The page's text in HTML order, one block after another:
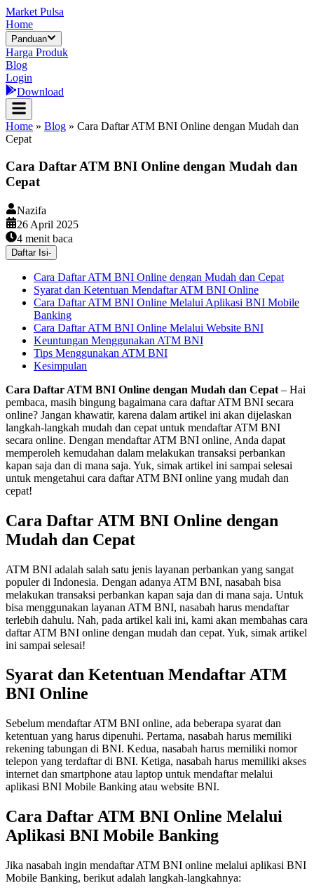
Market Pulsa
Home
Panduan
Harga Produk
Blog
Login
Download
Home » Blog » Cara Daftar ATM BNI Online dengan Mudah dan
Cepat
Cara Daftar ATM BNI Online dengan Mudah dan
Cepat
Nazifa
26 April 2025
4 menit baca
Daftar Isi-
Cara Daftar ATM BNI Online dengan Mudah dan Cepat
Syarat dan Ketentuan Mendaftar ATM BNI Online
Cara Daftar ATM BNI Online Melalui Aplikasi BNI Mobile
Banking
Cara Daftar ATM BNI Online Melalui Website BNI
Keuntungan Menggunakan ATM BNI
Tips Menggunakan ATM BNI
Kesimpulan
Cara Daftar ATM BNI Online dengan Mudah dan Cepat – Hai
pembaca, masih bingung bagaimana cara daftar ATM BNI secara
online? Jangan khawatir, karena dalam artikel ini akan dijelaskan
langkah-langkah mudah dan cepat untuk mendaftar ATM BNI
secara online. Dengan mendaftar ATM BNI online, Anda dapat
memperoleh kemudahan dalam melakukan transaksi perbankan
kapan saja dan di mana saja. Yuk, simak artikel ini sampai selesai
untuk mengetahui cara daftar ATM BNI online yang mudah dan
cepat!
Cara Daftar ATM BNI Online dengan
Mudah dan Cepat
ATM BNI adalah salah satu jenis layanan perbankan yang sangat
populer di Indonesia. Dengan adanya ATM BNI, nasabah bisa
melakukan transaksi perbankan kapan saja dan di mana saja. Untuk
bisa menggunakan layanan ATM BNI, nasabah harus mendaftar
terlebih dahulu. Nah, pada artikel kali ini, kami akan membahas cara
daftar ATM BNI online dengan mudah dan cepat. Yuk, simak artikel
ini sampai selesai!
Syarat dan Ketentuan Mendaftar ATM
BNI Online
Sebelum mendaftar ATM BNI online, ada beberapa syarat dan
ketentuan yang harus dipenuhi. Pertama, nasabah harus memiliki
rekening tabungan di BNI. Kedua, nasabah harus memiliki nomor
telepon yang terdaftar di BNI. Ketiga, nasabah harus memiliki akses
internet dan smartphone atau laptop untuk mendaftar melalui
aplikasi BNI Mobile Banking atau website BNI.
Cara Daftar ATM BNI Online Melalui
Aplikasi BNI Mobile Banking
Jika nasabah ingin mendaftar ATM BNI online melalui aplikasi BNI
Mobile Banking, berikut adalah langkah-langkahnya: